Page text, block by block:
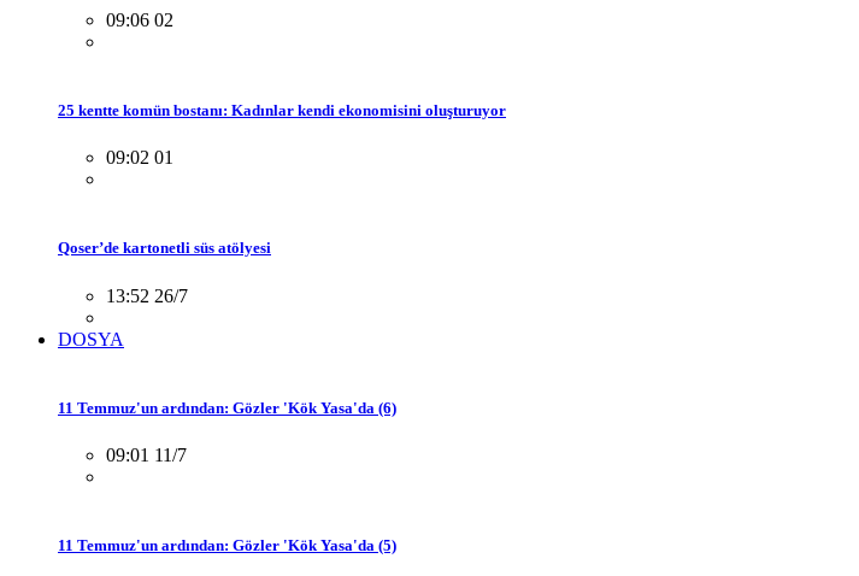
09:06 02
25 kentte komün bostanı: Kadınlar kendi ekonomisini oluşturuyor
09:02 01
Qoser’de kartonetli süs atölyesi
13:52 26/7
DOSYA
11 Temmuz'un ardından: Gözler 'Kök Yasa'da (6)
09:01 11/7
11 Temmuz'un ardından: Gözler 'Kök Yasa'da (5)